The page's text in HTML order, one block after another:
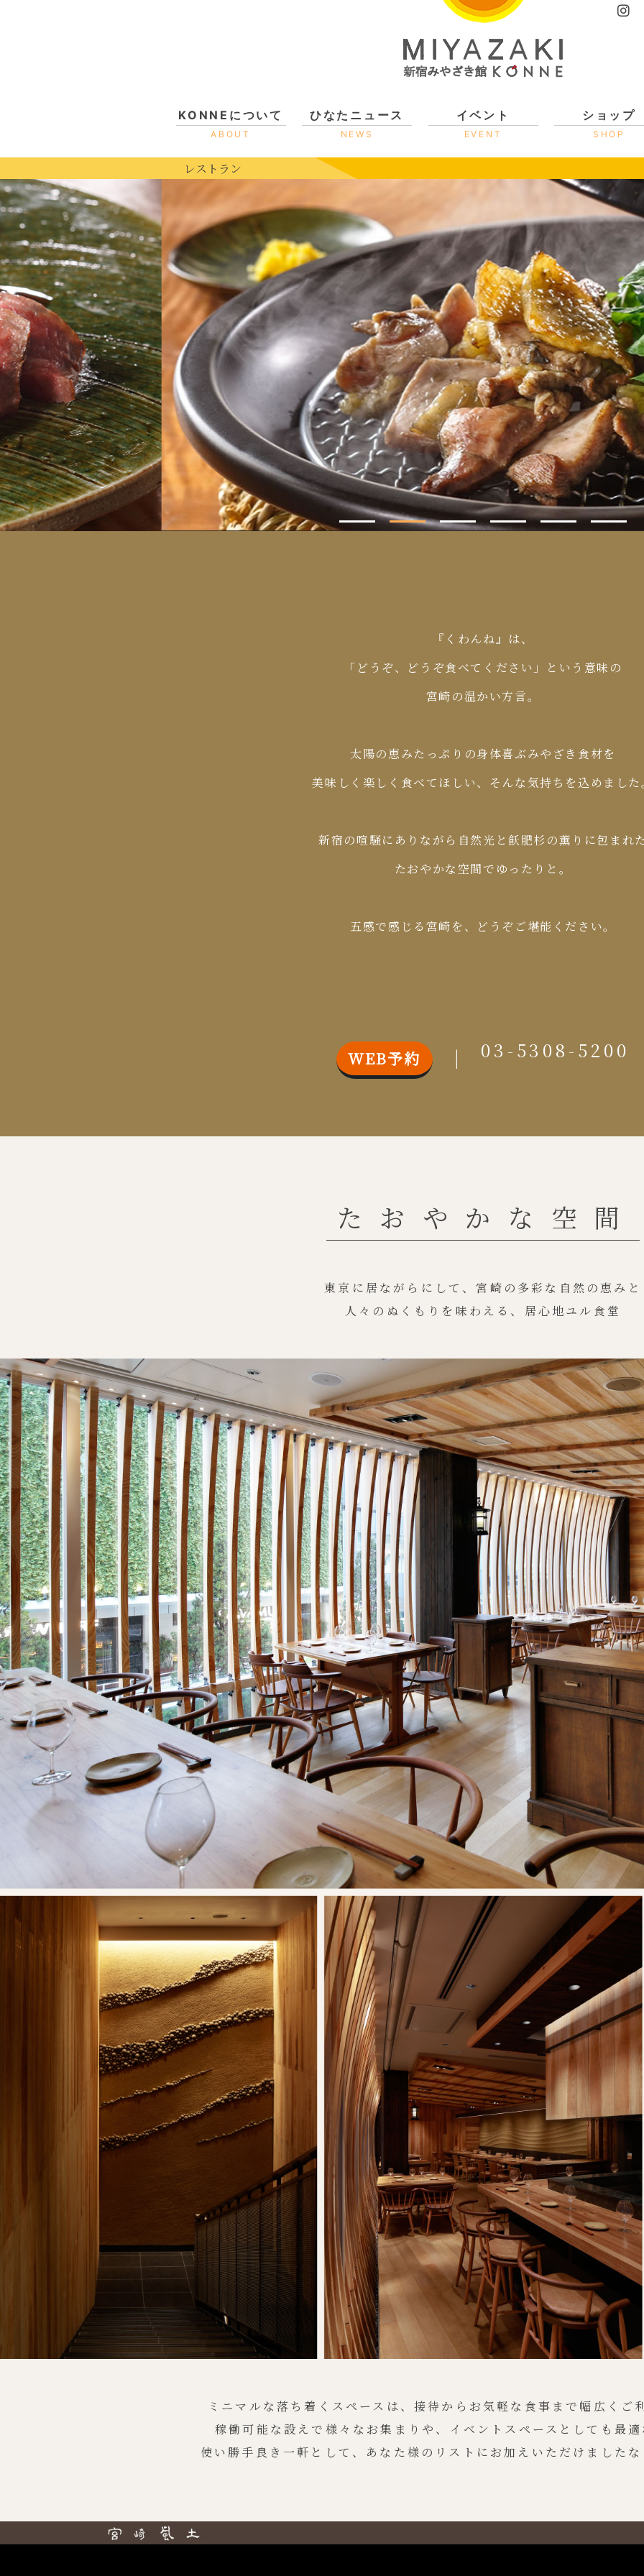
KONNEについて
ABOUT
ひなたニュース
NEWS
イベント
EVENT
ショップ
SHOP
レストラン
『くわんね』は、
「どうぞ、どうぞ食べてください」
という意味の
宮崎の温かい方言。
太陽の恵みたっぷりの身体喜ぶみやざき食材を
美味しく楽しく食べてほしい、 そんな気持ちを込めまし
新宿の喧騒にありながら自然光と飫肥杉の薫りに包まれ
たおやかな空間でゆったりと。
五感で感じる宮崎を、 どうぞご堪能ください。
WEB予約 03-5308-5200
たおやかな空間
東京に居ながらにして、宮崎の多彩な自然の恵みと
人々のぬくもりを味わえる、 居心地ユル食堂
ミニマルな落ち着くスペースは、 接待からお気軽な食事まで 幅広くご
稼働可能な設えで様々なお集まりや、 イベントスペースとしても 最
使い勝手良き一軒として、 あなた様のリストに お加えいただけました